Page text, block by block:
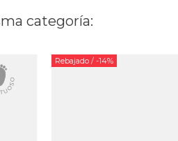
categoría:
Rebajado / -14%